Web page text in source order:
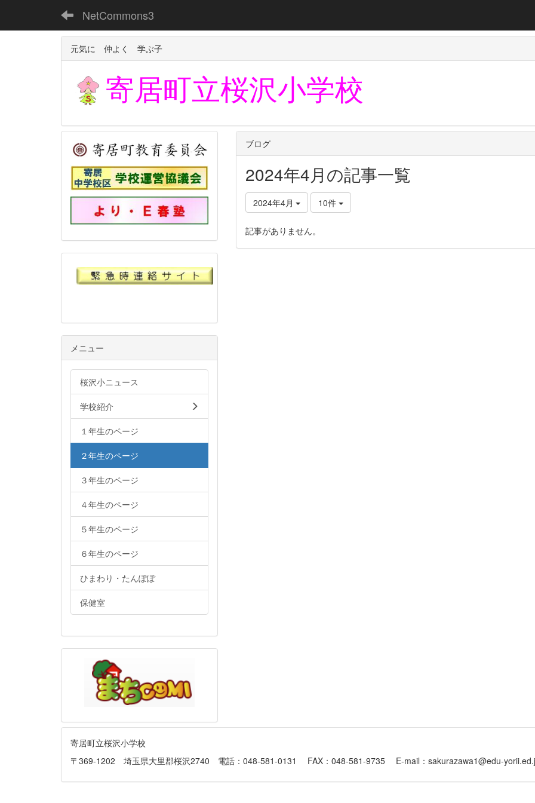
NetCommons3
元気に 仲よく 学ぶ子
寄居町立桜沢小学校
ブログ
2024年4月の記事一覧
2024年4月 10件
記事がありません。
メニュー
桜沢小ニュース
学校紹介
１年生のページ
２年生のページ
３年生のページ
４年生のページ
５年生のページ
６年生のページ
ひまわり・たんぽぽ
保健室
寄居町立桜沢小学校
〒369-1202 埼玉県大里郡桜沢2740 電話：048-581-0131 FAX：048-581-9735 E-mail：sakurazawa1@edu-